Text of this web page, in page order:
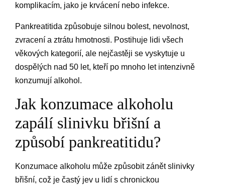
komplikacím, jako je krvácení nebo infekce.
Pankreatitida způsobuje silnou bolest, nevolnost,
zvracení a ztrátu hmotnosti. Postihuje lidi všech
věkových kategorií, ale nejčastěji se vyskytuje u
dospělých nad 50 let, kteří po mnoho let intenzivně
konzumují alkohol.
Jak konzumace alkoholu
zapálí slinivku břišní a
způsobí pankreatitidu?
Konzumace alkoholu může způsobit zánět slinivky
břišní, což je častý jev u lidí s chronickou